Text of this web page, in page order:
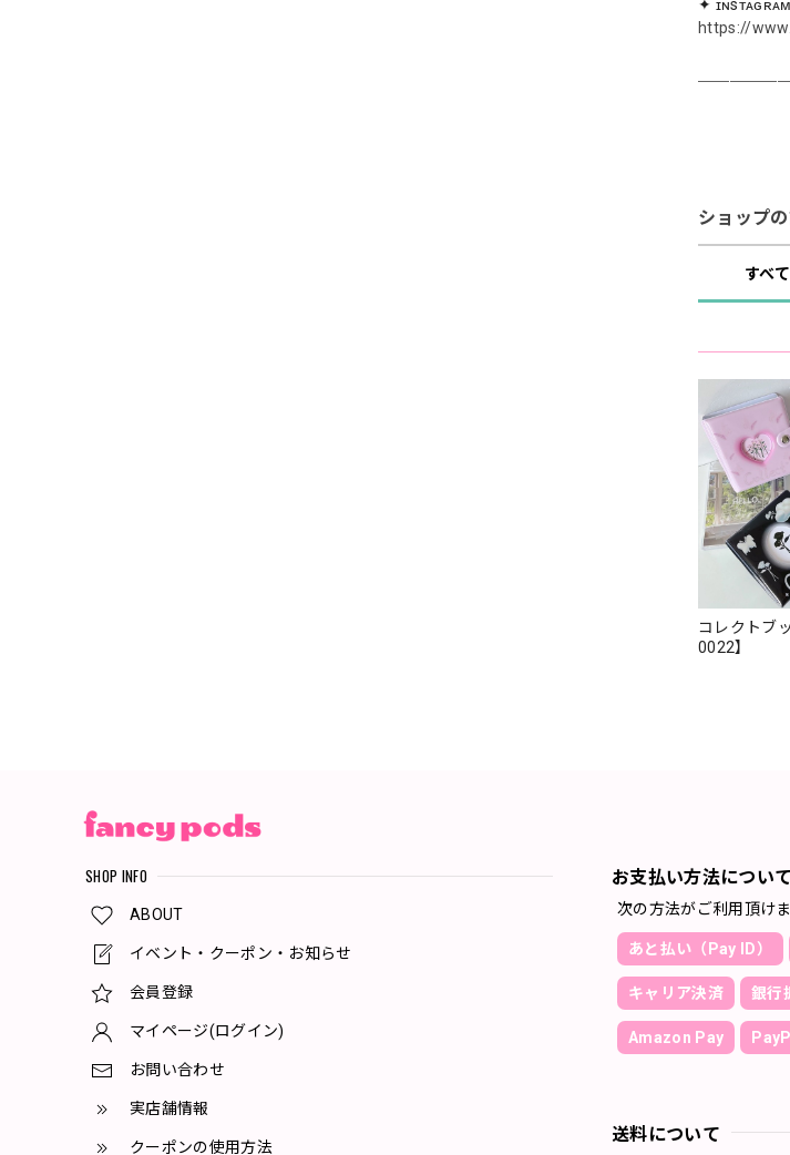
✦
https://
ショップ
すべて
コレクトブ
0022】
SHOP INFO
ABOUT
イベント・クーポン・お知らせ
会員登録
マイページ(ログイン)
お問い合わせ
実店舗情報
クーポンの使用方法
お支払い方法について
次の方法がご利用頂けま
あと払い（Pay ID）
キャリア決済 銀行
Amazon Pay
送料について